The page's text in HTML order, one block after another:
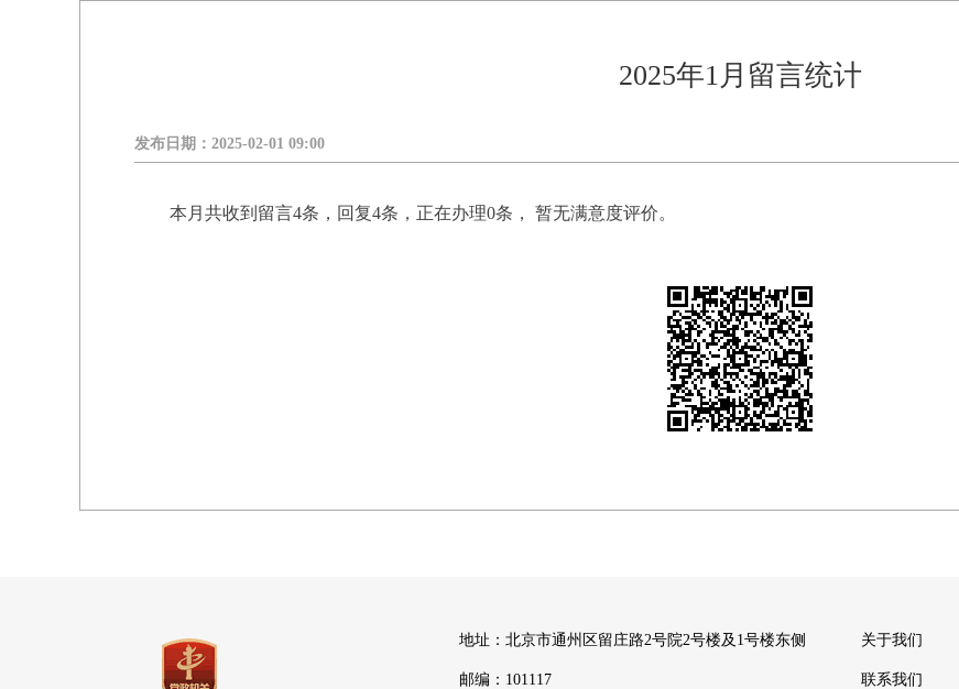
2025年1月留言统计
发布日期： 2025-02-01 09:00
本月共收到留言4条，回复4条，正在办理0条， 暂无满意度评价。
地址：北京市通州区留庄路2号院2号楼及1号楼东侧
邮编：101117
关于我们
联系我们